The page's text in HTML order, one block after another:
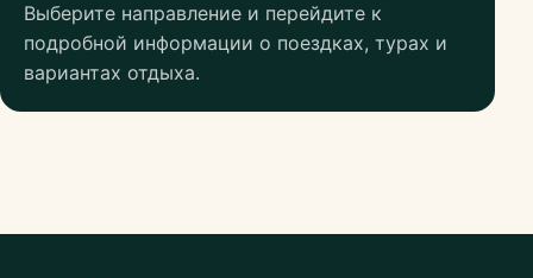
Выберите направление и перейдите к
подробной информации о поездках, турах и
вариантах отдыха.